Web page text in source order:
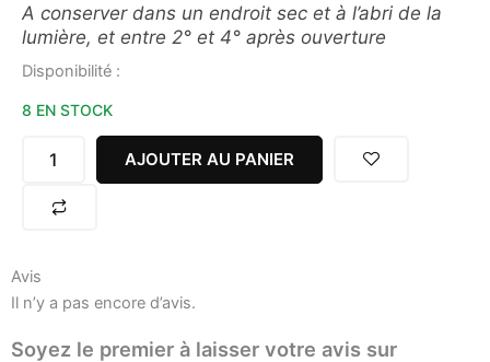
A conserver dans un endroit sec et à l’abri de la
lumière, et entre 2° et 4° après ouverture
Disponibilité :
8 EN STOCK
quantité
CREME
D'ASPERGES
TRUFFE
D'ÉTÉ
ET
CABESSELLE
AJOUTER AU PANIER
Avis
Il n’y a pas encore d’avis.
Soyez le premier à laisser votre avis sur